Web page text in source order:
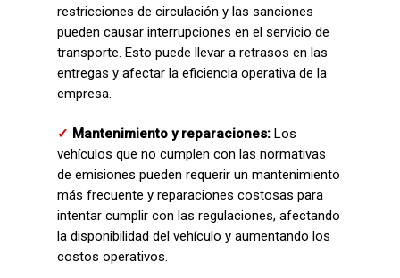
restricciones de circulación y las sanciones
pueden causar interrupciones en el servicio de
transporte. Esto puede llevar a retrasos en las
entregas y afectar la eficiencia operativa de la
empresa.
✓ Mantenimiento y reparaciones: Los
vehículos que no cumplen con las normativas
de emisiones pueden requerir un mantenimiento
más frecuente y reparaciones costosas para
intentar cumplir con las regulaciones, afectando
la disponibilidad del vehículo y aumentando los
costos operativos.